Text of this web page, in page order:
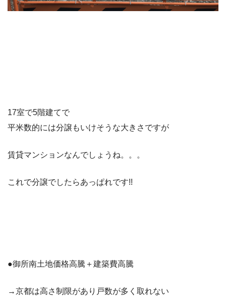
17室で5階建てで
平米数的には分譲もいけそうな大きさですが
賃貸マンションなんでしょうね。。。
これで分譲でしたらあっぱれです!!
●御所南土地価格高騰＋建築費高騰
→京都は高さ制限があり戸数が多く取れない